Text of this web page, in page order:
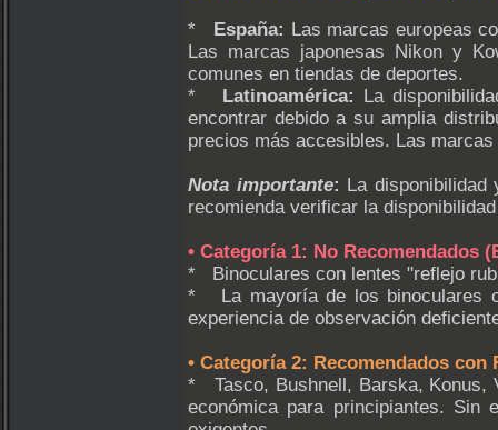
* España: Las marcas europeas
Las marcas japonesas Nikon y
comunes en tiendas de deportes.
* Latinoamérica: La
encontrar debido a su amplia
precios más accesibles. Las
Nota importante: La
recomienda verificar la
• Categoría 1: No Recomendados
* Binoculares con lentes "reflejo
* La mayoría de los binoculares
experiencia de observación
• Categoría 2: Recomendados con
* Tasco, Bushnell, Barska, Konus,
económica para principiantes. Sin